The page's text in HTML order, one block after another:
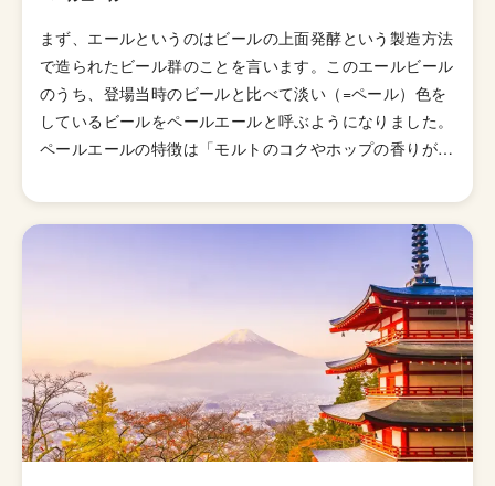
まず、エールというのはビールの上面発酵という製造方法
で造られたビール群のことを言います。このエールビール
のうち、登場当時のビールと比べて淡い（=ペール）色を
しているビールをペールエールと呼ぶようになりました。
ペールエールの特徴は「モルトのコクやホップの香りが豊
が山ほどあるのでこれと言った型として説明しずらいスタ
イルになっています。 発祥はイギリスですが、柑橘様の
ホップの香りが華やかに感じられる「アメリカン・ペール
エール」が発明されてたのきっかけに世界中に広がりまし
た。あまりとりあげられないですが、「イングリッシュ・
ペールエール」と呼ばれる群も存在していて、品評会でも
別のスタイルで扱われています。起源はイングランドの田
園地帯で醸造されていたアンバー色のオクトーバービール
とされています。 日本のクラフトビールの代表格「よな
よなエール」がこのペールエールで、苦味も比較的控えめ